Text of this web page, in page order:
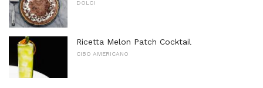
DOLCI
Ricetta Melon Patch Cocktail
CIBO AMERICANO